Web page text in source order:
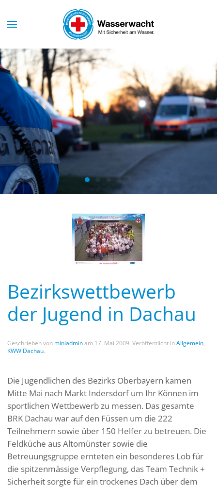
Skip to main content
Bezirkswettbewerb
der Jugend in Dachau
Geschrieben von miniadminam 17. Mai 2009. Veröffentlicht inAllgemein,
KWW Dachau.
Die Jugendlichen des Bezirks Oberbayern kamen
Mitte Mai nach Markt Indersdorf um Ihr Können im
sportlichen Wettbewerb zu messen. Das gesamte
BRK Dachau war auf den Füssen um die 222
Teilnehmern sowie über 150 Helfer zu betreuen. Die
Feldküche aus Altomünster sowie die
Betreuungsgruppe ernteten ein besonderes Lob für
die spitzenmässige Verpflegung, das Team Technik +
Sicherheit sorgte für ein trockenes Dach über dem